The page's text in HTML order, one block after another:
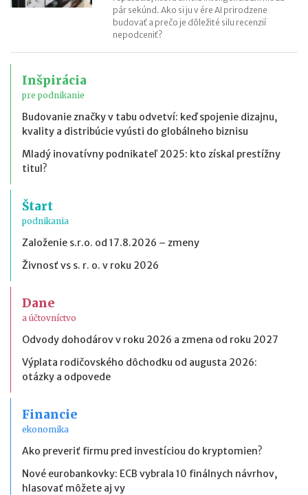
pár sekúnd. Ako si ju v ére AI prirodzene
budovať a prečo je dôležité silu recenzií
nepodceniť?
Inšpirácia
pre podnikanie
Budovanie značky v tabu odvetví: keď spojenie dizajnu,
kvality a distribúcie vyústi do globálneho biznisu
Mladý inovatívny podnikateľ 2025: kto získal prestížny
titul?
Štart
podnikania
Založenie s.r.o. od 17.8.2026 – zmeny
Živnosť vs s. r. o. v roku 2026
Dane
a účtovníctvo
Odvody dohodárov v roku 2026 a zmena od roku 2027
Výplata rodičovského dôchodku od augusta 2026:
otázky a odpovede
Financie
ekonomika
Ako preveriť firmu pred investíciou do kryptomien?
Nové eurobankovky: ECB vybrala 10 finálnych návrhov,
hlasovať môžete aj vy